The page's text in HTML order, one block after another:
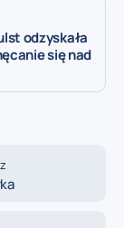
odzyskała
się nad